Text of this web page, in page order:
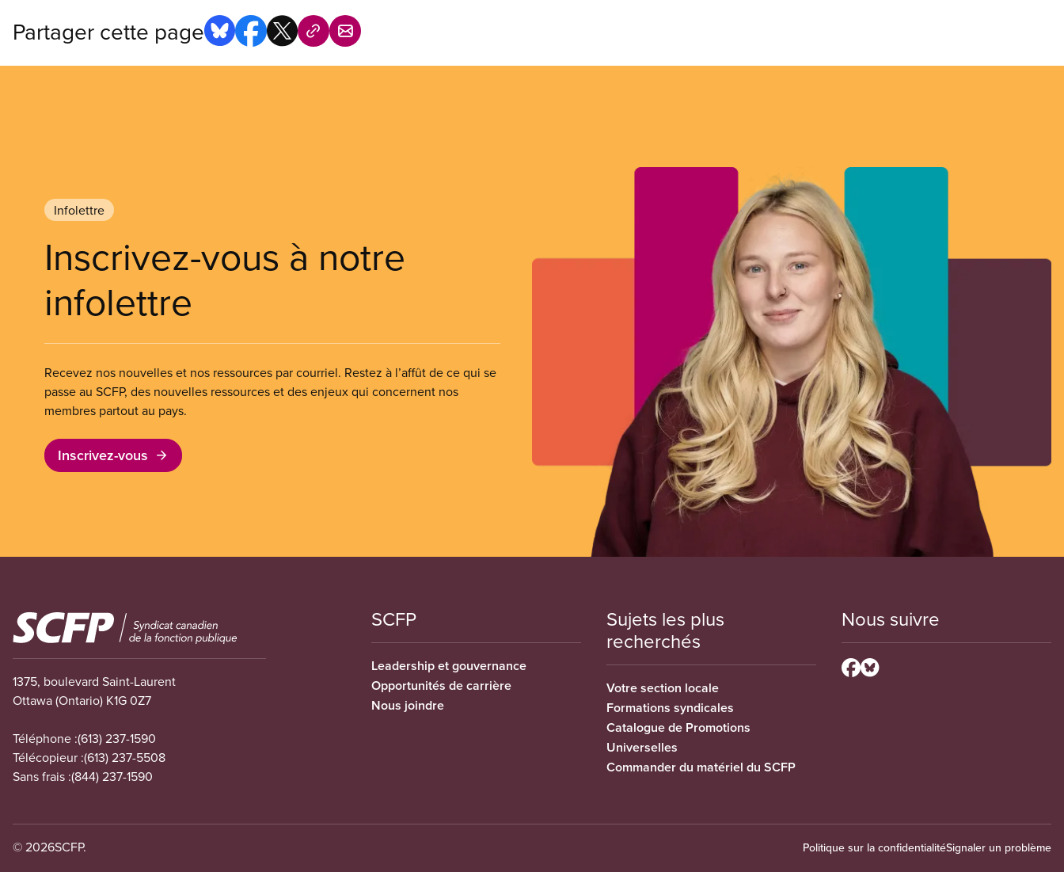
Partager cette page
Infolettre
Inscrivez-vous à notre
infolettre
Recevez nos nouvelles et nos ressources par courriel. Restez à l’affût de ce qui se
passe au SCFP, des nouvelles ressources et des enjeux qui concernent nos
membres partout au pays.
Inscrivez-vous
Image
1375, boulevard Saint-Laurent
Ottawa (Ontario) K1G 0Z7
Téléphone :(613) 237-1590
Télécopieur :(613) 237-5508
Sans frais :(844) 237-1590
SCFP
Leadership et gouvernance
Opportunités de carrière
Nous joindre
Sujets les plus
recherchés
Votre section locale
Formations syndicales
Catalogue de Promotions
Universelles
Commander du matériel du SCFP
Nous suivre
© 2026SCFP. Politique sur la confidentialitéSignaler un problème